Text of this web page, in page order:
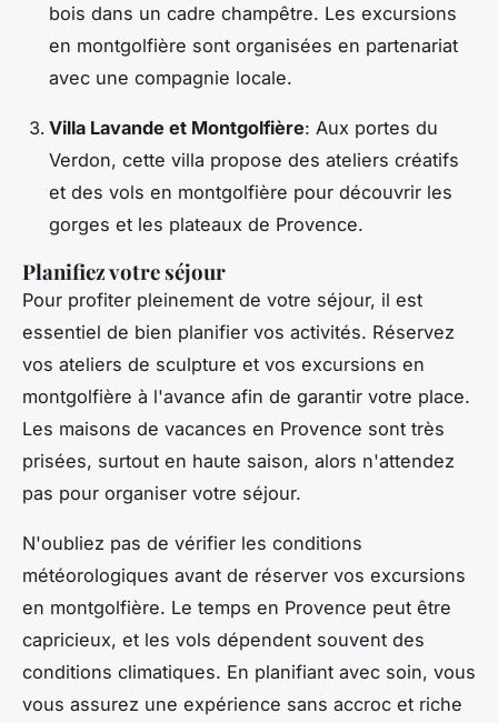
bois dans un cadre champêtre. Les excursions
en montgolfière sont organisées en partenariat
avec une compagnie locale.
Villa Lavande et Montgolfière: Aux portes du
Verdon, cette villa propose des ateliers créatifs
et des vols en montgolfière pour découvrir les
gorges et les plateaux de Provence.
Planifiez votre séjour
Pour profiter pleinement de votre séjour, il est
essentiel de bien planifier vos activités. Réservez
vos ateliers de sculpture et vos excursions en
montgolfière à l'avance afin de garantir votre place.
Les maisons de vacances en Provence sont très
prisées, surtout en haute saison, alors n'attendez
pas pour organiser votre séjour.
N'oubliez pas de vérifier les conditions
météorologiques avant de réserver vos excursions
en montgolfière. Le temps en Provence peut être
capricieux, et les vols dépendent souvent des
conditions climatiques. En planifiant avec soin, vous
vous assurez une expérience sans accroc et riche